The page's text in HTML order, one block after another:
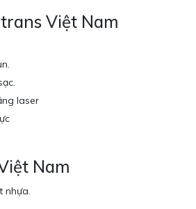
Việt Nam
laser
Nam
nhựa.